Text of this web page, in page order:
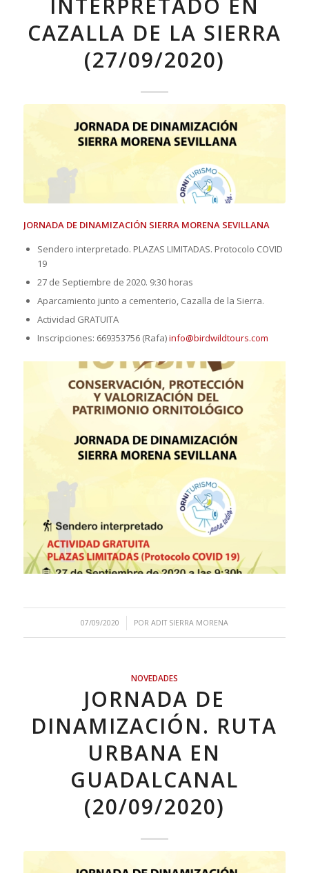
CAZALLA DE LA SIERRA
(27/09/2020)
JORNADA DE DINAMIZACIÓN SIERRA MORENA SEVILLANA
Sendero interpretado. PLAZAS LIMITADAS. Protocolo COVID
19
27 de Septiembre de 2020. 9:30 horas
Aparcamiento junto a cementerio, Cazalla de la Sierra.
Actividad GRATUITA
Inscripciones: 669353756 (Rafa)info@birdwildtours.com
07/09/2020
/ POR ADIT SIERRA MORENA
NOVEDADES
JORNADA DE
DINAMIZACIÓN. RUTA
URBANA EN
GUADALCANAL
(20/09/2020)